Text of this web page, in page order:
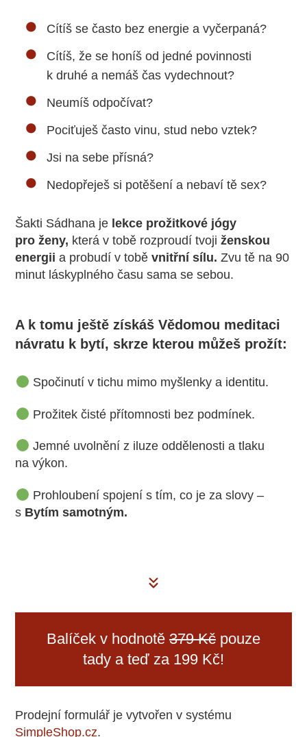
Cítíš se často bez energie a vyčerpaná?
Cítíš, že se honíš od jedné povinnosti
k druhé a nemáš čas vydechnout?
Neumíš odpočívat?
Pociťuješ často vinu, stud nebo vztek?
Jsi na sebe přísná?
Nedopřeješ si potěšení a nebaví tě sex?
Šakti Sádhana je lekce prožitkové jógy
pro ženy, která v tobě rozproudí tvojiženskou
energii a probudí v toběvnitřní sílu.Zvu tě na 90
minut láskyplného času sama se sebou.
A k tomu ještě získáš Vědomou meditaci
návratu k bytí, skrze kterou můžeš prožít:
Spočinutí v tichu mimo myšlenky a identitu.
Prožitek čisté přítomnosti bez podmínek.
Jemné uvolnění z iluze oddělenosti a tlaku
na výkon.
Prohloubení spojení s tím, co je za slovy –
s Bytím samotným.
Balíček v hodnotě 379 Kč pouze
tady a teď za 199 Kč!
Prodejní formulář je vytvořen v systému
SimpleShop.cz.